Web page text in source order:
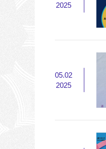
2025
05.02
2025